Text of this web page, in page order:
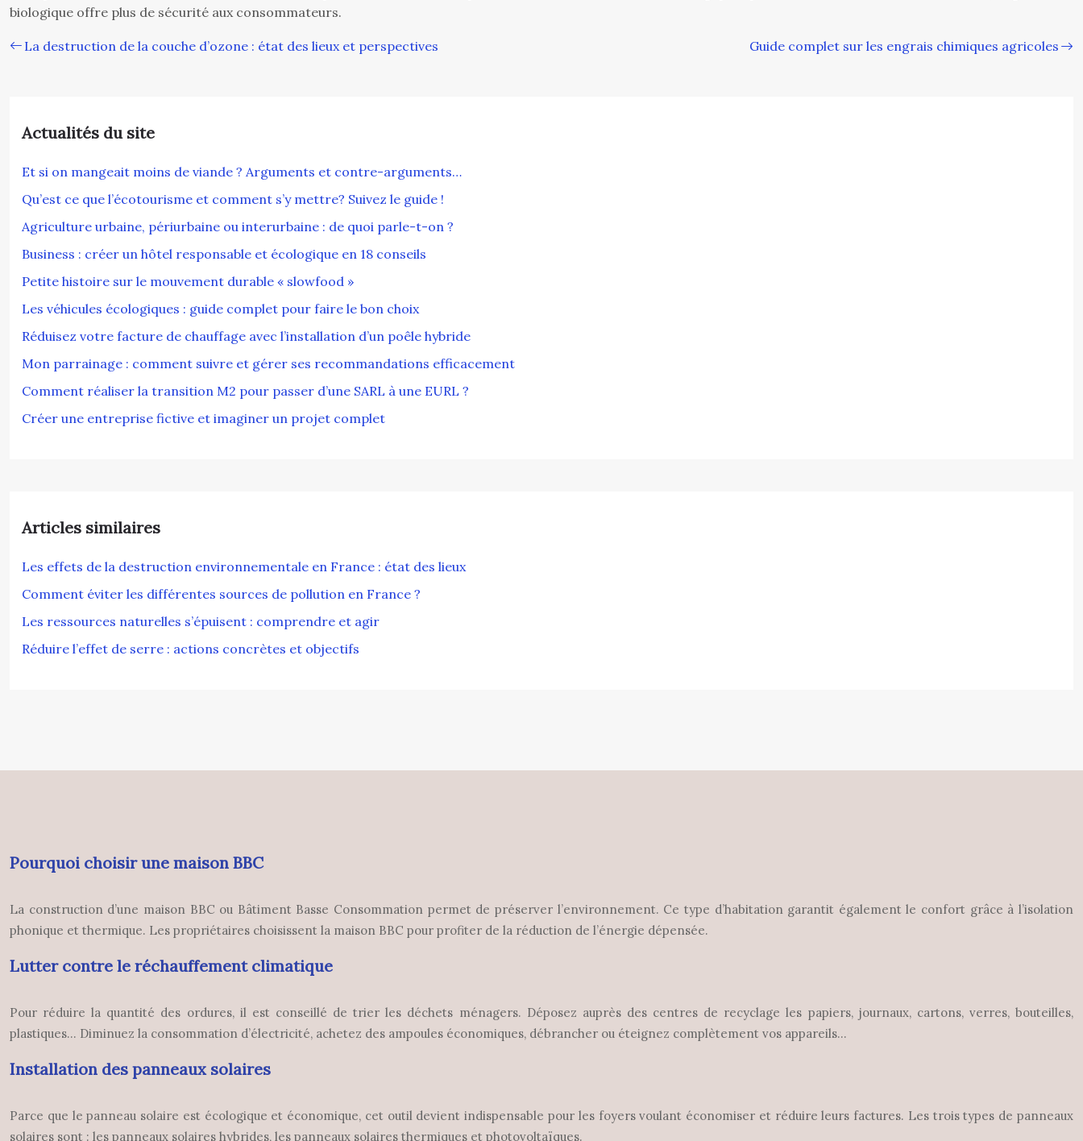
biologique offre plus de sécurité aux consommateurs.
La destruction de la couche d’ozone : état des lieux et perspectives Guide complet sur les engrais chimiques agricoles
Actualités du site
Et si on mangeait moins de viande ? Arguments et contre-arguments…
Qu’est ce que l’écotourisme et comment s’y mettre? Suivez le guide !
Agriculture urbaine, périurbaine ou interurbaine : de quoi parle-t-on ?
Business : créer un hôtel responsable et écologique en 18 conseils
Petite histoire sur le mouvement durable « slowfood »
Les véhicules écologiques : guide complet pour faire le bon choix
Réduisez votre facture de chauffage avec l’installation d’un poêle hybride
Mon parrainage : comment suivre et gérer ses recommandations efficacement
Comment réaliser la transition M2 pour passer d’une SARL à une EURL ?
Créer une entreprise fictive et imaginer un projet complet
Articles similaires
Les effets de la destruction environnementale en France : état des lieux
Comment éviter les différentes sources de pollution en France ?
Les ressources naturelles s’épuisent : comprendre et agir
Réduire l’effet de serre : actions concrètes et objectifs
Pourquoi choisir une maison BBC
La construction d’une maison BBC ou Bâtiment Basse Consommation permet de préserver l’environnement. Ce type d’habitation garantit également le confort grâce à l’isolation
phonique et thermique. Les propriétaires choisissent la maison BBC pour profiter de la réduction de l’énergie dépensée.
Lutter contre le réchauffement climatique
Pour réduire la quantité des ordures, il est conseillé de trier les déchets ménagers. Déposez auprès des centres de recyclage les papiers, journaux, cartons, verres, bouteilles,
plastiques… Diminuez la consommation d’électricité, achetez des ampoules économiques, débrancher ou éteignez complètement vos appareils…
Installation des panneaux solaires
Parce que le panneau solaire est écologique et économique, cet outil devient indispensable pour les foyers voulant économiser et réduire leurs factures. Les trois types de panneaux
solaires sont : les panneaux solaires hybrides, les panneaux solaires thermiques et photovoltaïques.